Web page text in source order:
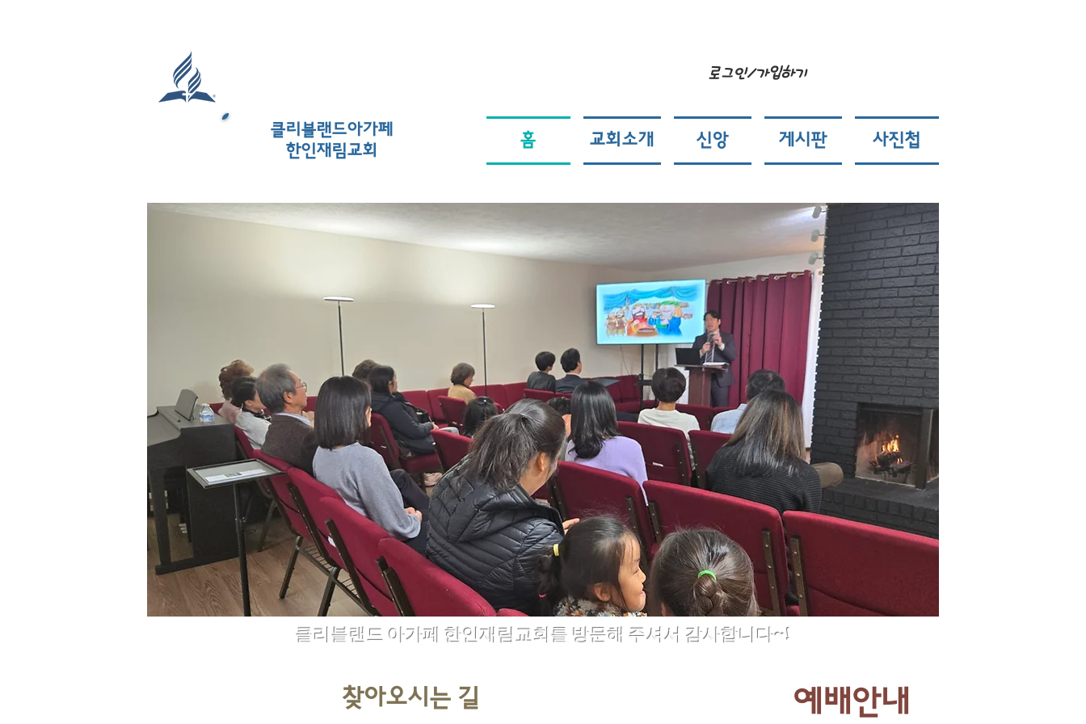
​클리블랜드아가페
한인재림교회
로그인/가입하기
홈 교회소개 신앙 게시판 사진첩
​클리블랜드 아가페 한인재림교회를 방문해 주셔서 감사합니다~!
찾아오시는 길 예배안내